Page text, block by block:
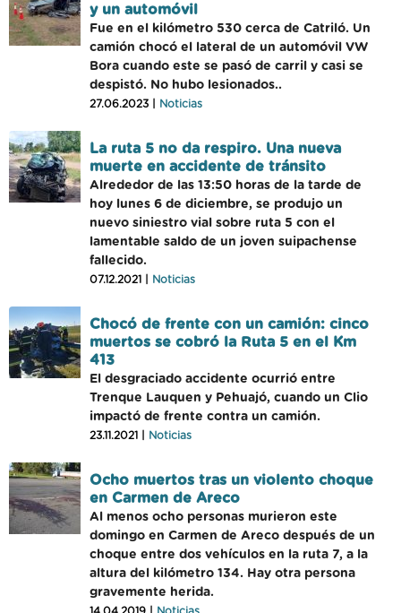
y un automóvil
Fue en el kilómetro 530 cerca de Catriló. Un
camión chocó el lateral de un automóvil VW
Bora cuando este se pasó de carril y casi se
despistó. No hubo lesionados..
27.06.2023 | Noticias
La ruta 5 no da respiro. Una nueva
muerte en accidente de tránsito
Alrededor de las 13:50 horas de la tarde de
hoy lunes 6 de diciembre, se produjo un
nuevo siniestro vial sobre ruta 5 con el
lamentable saldo de un joven suipachense
fallecido.
07.12.2021 | Noticias
Chocó de frente con un camión: cinco
muertos se cobró la Ruta 5 en el Km
413
El desgraciado accidente ocurrió entre
Trenque Lauquen y Pehuajó, cuando un Clio
impactó de frente contra un camión.
23.11.2021 | Noticias
Ocho muertos tras un violento choque
en Carmen de Areco
Al menos ocho personas murieron este
domingo en Carmen de Areco después de un
choque entre dos vehículos en la ruta 7, a la
altura del kilómetro 134. Hay otra persona
gravemente herida.